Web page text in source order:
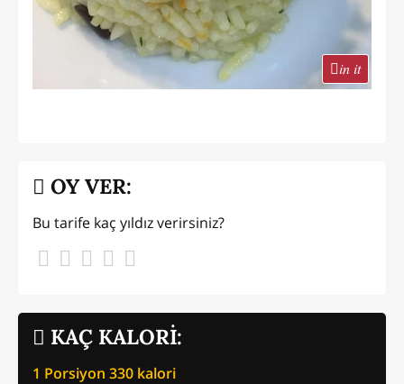
in it
KAÇ KALORİ:
1 Porsiyon 330 kalori
OY VER:
Bu tarife kaç yıldız verirsiniz?